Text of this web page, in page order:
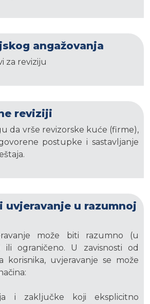
angažovanja
za reviziju
reviziji
da vrše revizorske kuće (firme),
postupke i sastavljanje
uvjeravanje u razumnoj
može biti razumno (u
ili ograničeno. U zavisnosti od
korisnika, uvjeravanje se može
i zaključke koji eksplicitno